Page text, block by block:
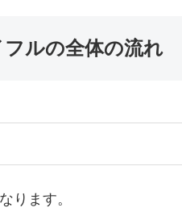
ルの全体の流れ
ります。